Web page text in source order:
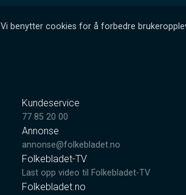
Vi benytter cookies for å forbedre
Kundeservice
77 85 20 00
Annonse
annonse@folkebladet.no
Folkebladet-TV
Last opp video til Folkebladet-TV
Folkebladet.no